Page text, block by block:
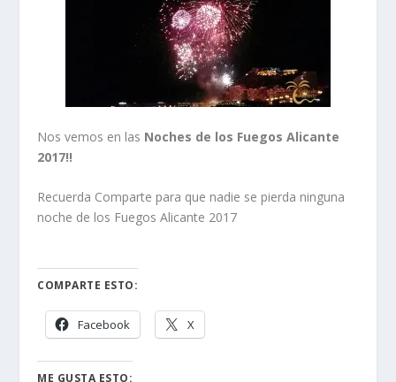
Nos vemos en las Noches de los Fuegos Alicante
2017!!
Recuerda Comparte para que nadie se pierda ninguna
noche de los Fuegos Alicante 2017
COMPARTE ESTO:
Facebook X
ME GUSTA ESTO: